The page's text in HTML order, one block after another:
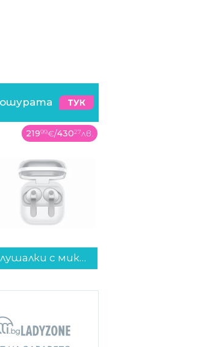
ТУК
21999€/43027лв.
Слушалки с микрофон Samsung GALAXY BUDS 4 PRO WHITE SM-R640NZWA , Bluetooth , IN-EAR (ТАПИ)...